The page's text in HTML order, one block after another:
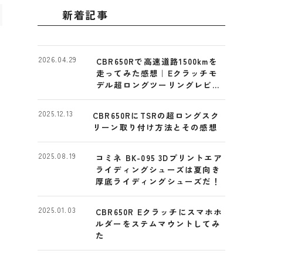
新着記事
CBR650Rで高速道路1500kmを
走ってみた感想｜Eクラッチモ
デル超ロングツーリングレビュ
ー
2026.04.29
CBR650RにTSRの超ロングスク
リーン取り付け方法とその感想
2025.12.13
コミネ BK-095 3Dプリントエア
ライディングシューズは夏向き
厚底ライディングシューズだ！
2025.08.19
CBR650R Eクラッチにスマホホ
ルダーをステムマウントしてみ
た
2025.01.03